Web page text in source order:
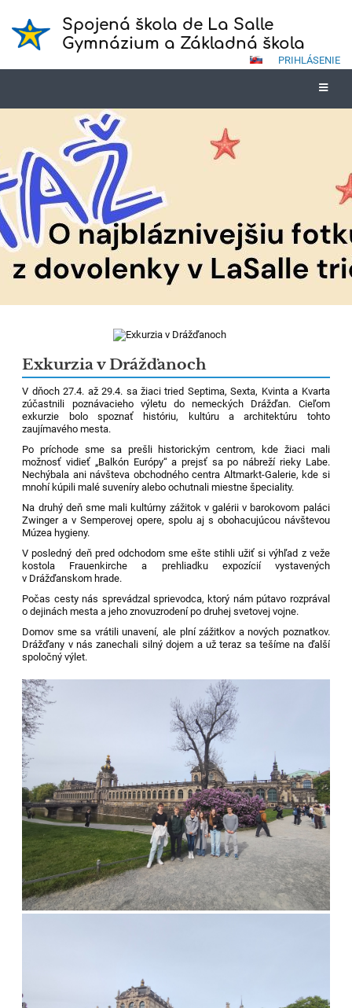
Spojená škola de La Salle
Gymnázium a Základná škola
PRIHLÁSENIE
Exkurzia v Drážďanoch
V dňoch 27.4. až 29.4. sa žiaci tried Septima, Sexta, Kvinta a Kvarta
zúčastnili poznávacieho výletu do nemeckých Drážďan. Cieľom
exkurzie bolo spoznať históriu, kultúru a architektúru tohto
zaujímavého mesta.
Po príchode sme sa prešli historickým centrom, kde žiaci mali
možnosť vidieť „Balkón Európy“ a prejsť sa po nábreží rieky Labe.
Nechýbala ani návšteva obchodného centra Altmarkt-Galerie, kde si
mnohí kúpili malé suveníry alebo ochutnali miestne špeciality.
Na druhý deň sme mali kultúrny zážitok v galérii v barokovom paláci
Zwinger a v Semperovej opere, spolu aj s obohacujúcou návštevou
Múzea hygieny.
V posledný deň pred odchodom sme ešte stihli užiť si výhľad z veže
kostola Frauenkirche a prehliadku expozícií vystavených
v Drážďanskom hrade.
Počas cesty nás sprevádzal sprievodca, ktorý nám pútavo rozprával
o dejinách mesta a jeho znovuzrodení po druhej svetovej vojne.
Domov sme sa vrátili unavení, ale plní zážitkov a nových poznatkov.
Drážďany v nás zanechali silný dojem a už teraz sa tešíme na ďalší
spoločný výlet.